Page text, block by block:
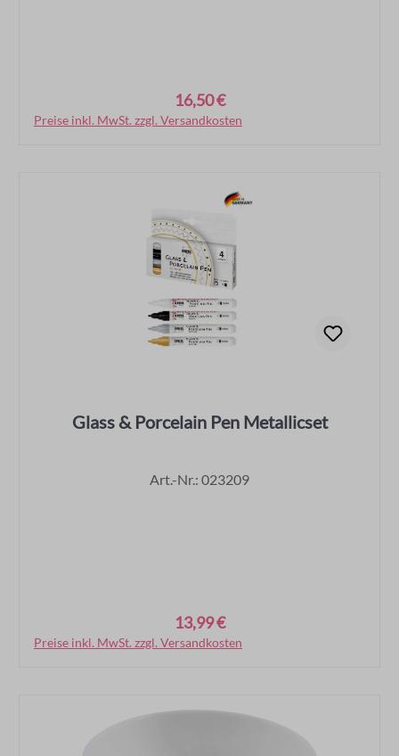
16,50 €
Preise inkl. MwSt. zzgl. Versandkosten
In den Warenkorb
Glass & Porcelain Pen Metallicset
Art.-Nr.: 023209
13,99 €
Preise inkl. MwSt. zzgl. Versandkosten
In den Warenkorb